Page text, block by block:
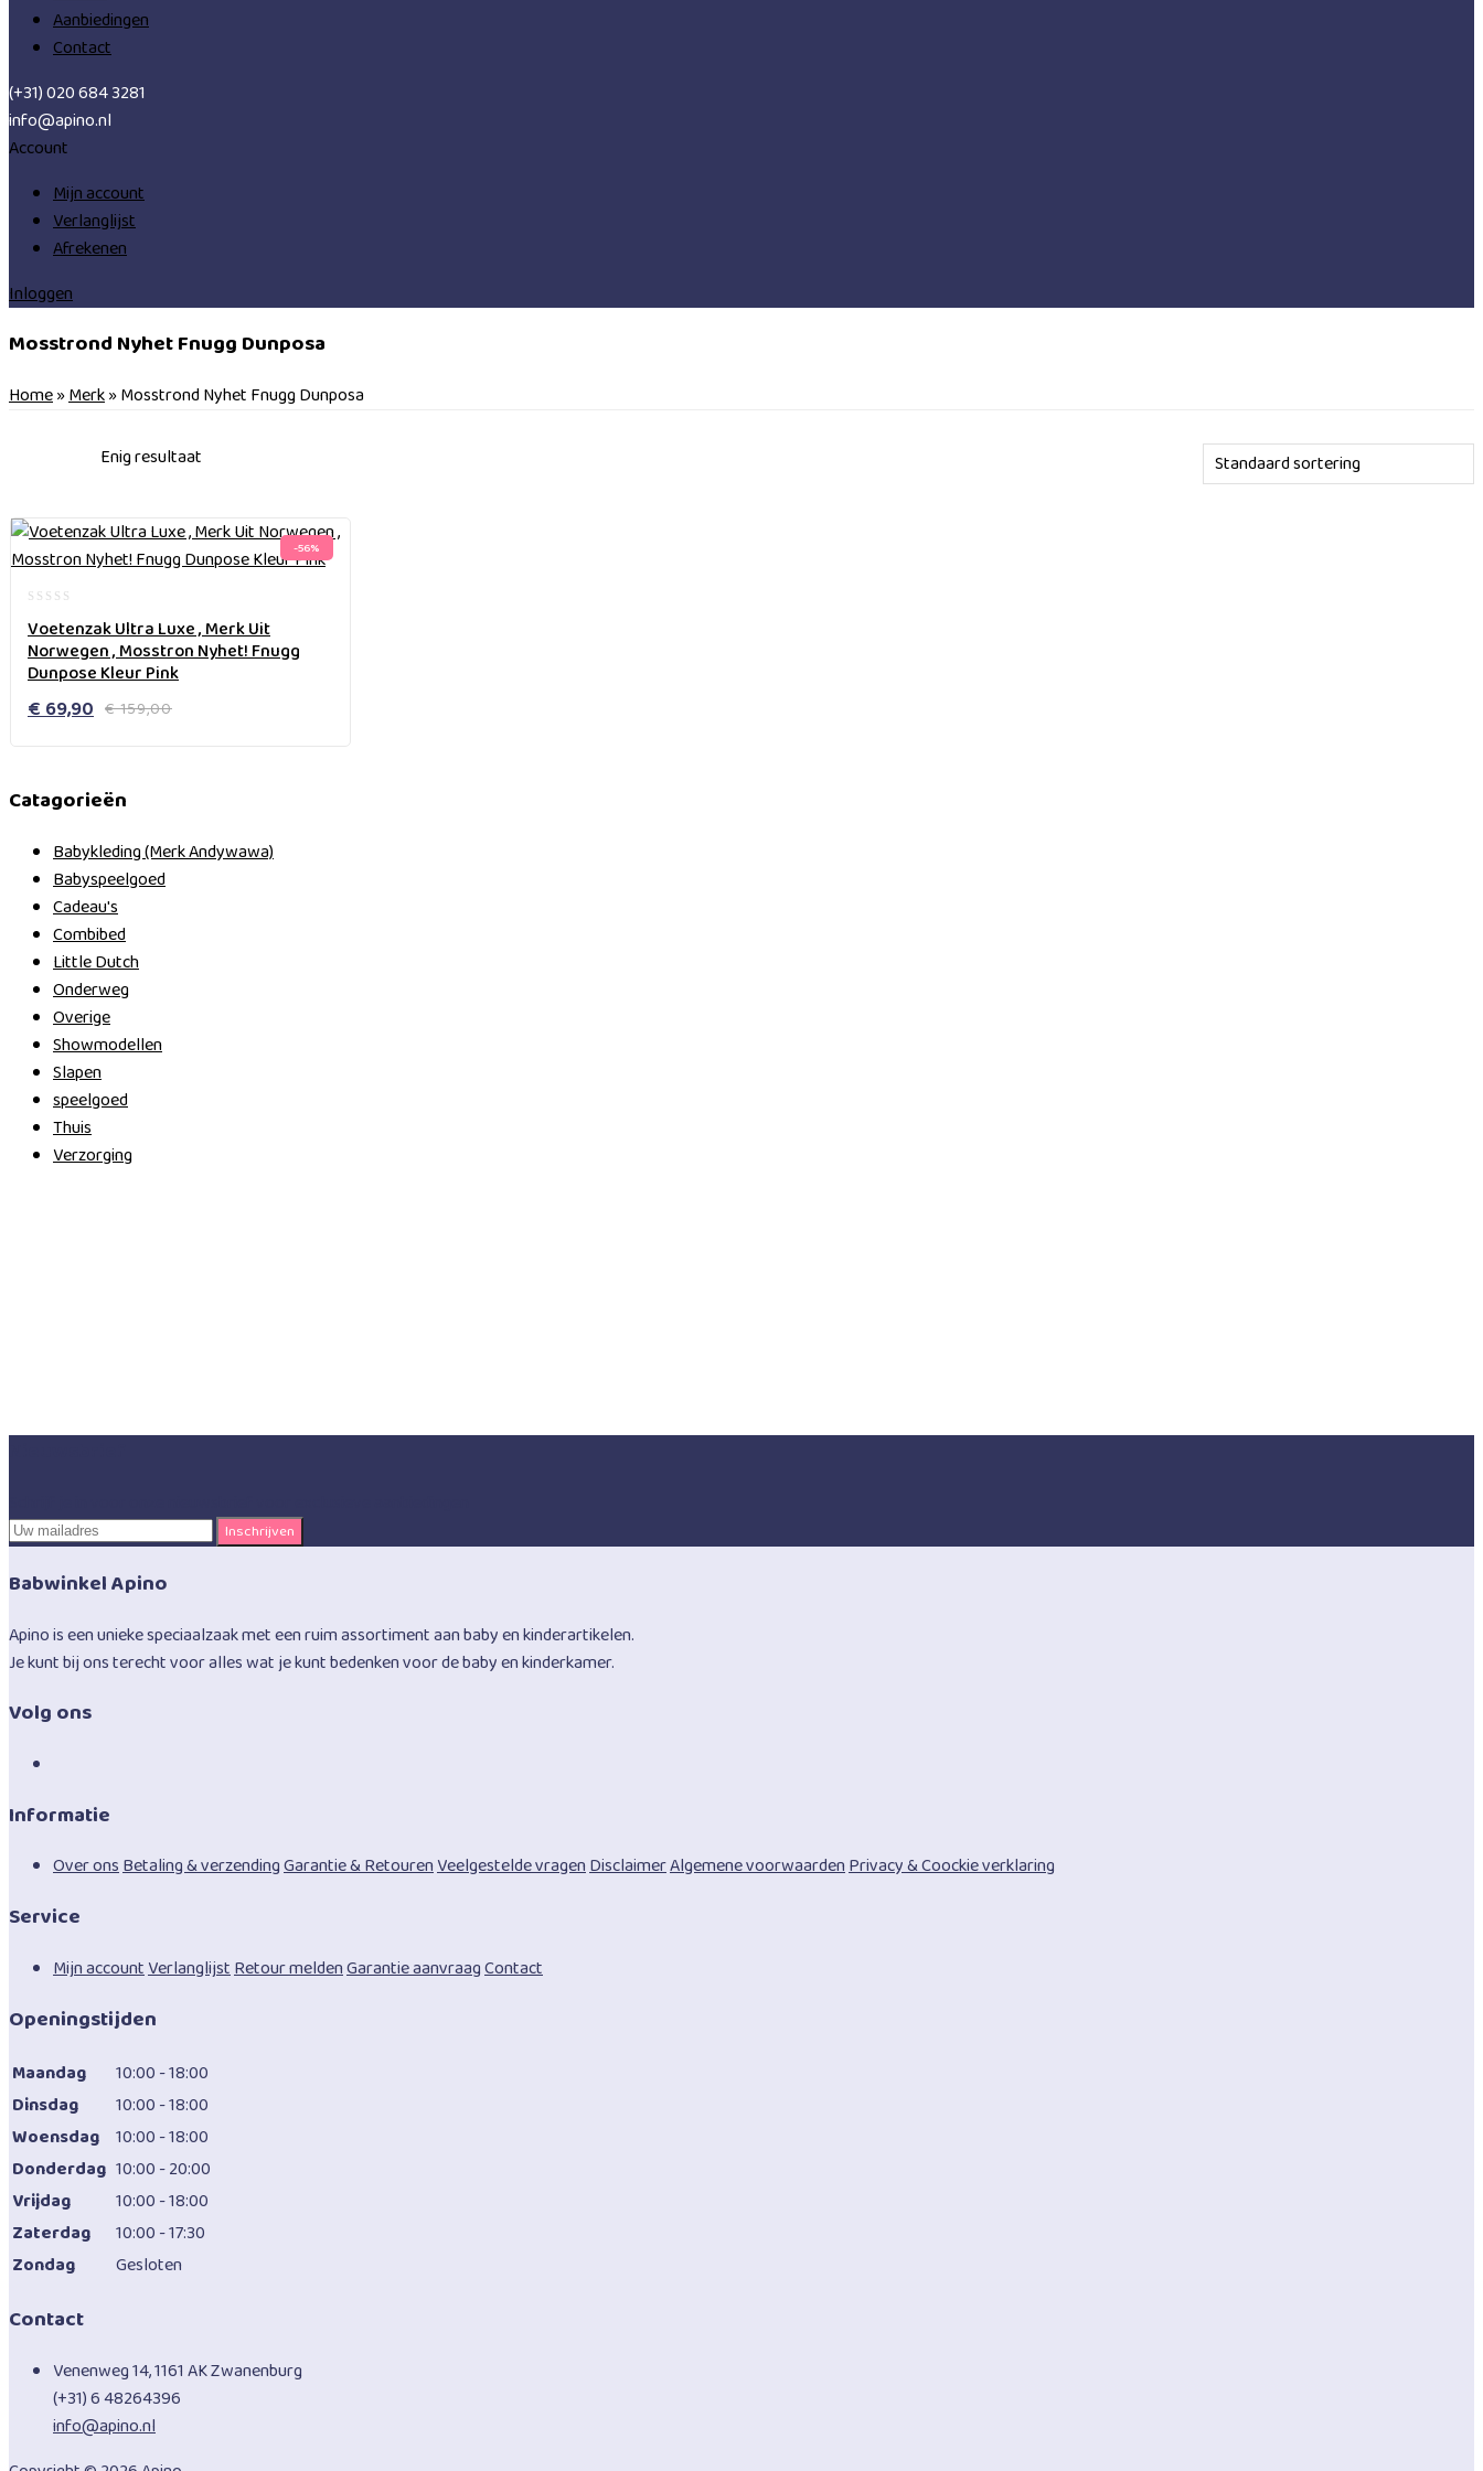
Aanbiedingen
Contact
(+31) 020 684 3281
info@apino.nl
Account
Mijn account
Verlanglijst
Afrekenen
Inloggen
Mosstrond Nyhet Fnugg Dunposa
Home»Merk»Mosstrond Nyhet Fnugg Dunposa
Enig resultaat Standaard sortering
-56%
out
of
5
Voetenzak Ultra Luxe , Merk Uit
Norwegen , Mosstron Nyhet! Fnugg
Dunpose Kleur Pink
€159,00Oorspronkelijke
€69,90 Huidige
Catagorieën
Babykleding (Merk Andywawa)
Babyspeelgoed
Cadeau's
Combibed
Little Dutch
Onderweg
Overige
Showmodellen
Slapen
speelgoed
Thuis
Verzorging
Babwinkel Apino
Apino is een unieke speciaalzaak met een ruim assortiment aan baby en kinderartikelen.
Je kunt bij ons terecht voor alles wat je kunt bedenken voor de baby en kinderkamer.
Volg ons
Informatie
Over onsBetaling & verzendingGarantie & RetourenVeelgestelde vragenDisclaimerAlgemene voorwaardenPrivacy & Coockie verklaring
Service
Mijn accountVerlanglijstRetour meldenGarantie aanvraagContact
Openingstijden
Maandag
10:00 - 18:00
Dinsdag
10:00 - 18:00
Woensdag 10:00 - 18:00
Donderdag 10:00 - 20:00
Vrijdag
10:00 - 18:00
Zaterdag
10:00 - 17:30
Zondag
Gesloten
Contact
Venenweg 14, 1161 AK Zwanenburg
(+31) 6 48264396
info@apino.nl